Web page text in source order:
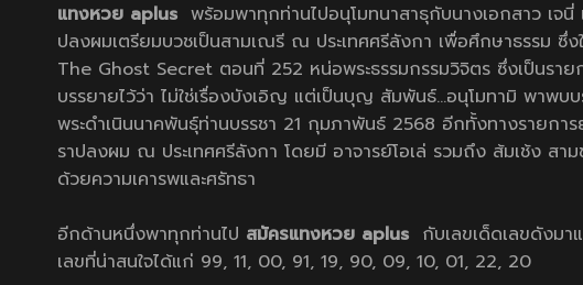
แทงหวย aplus พร้อมพาทุกท่านไปอนุโมทนาสาธุกับนางเอกสาว เจ
ปลงผมเตรียมบวชเป็นสามเณรี ณ ประเทศศรีลังกา เพื่อศึกษาธรรม
The Ghost Secret ตอนที่ 252 หน่อพระธรรมกรรมวิจิตร ซึ่งเป็นรา
บรรยายไว้ว่า ไม่ใช่เรื่องบังเอิญ แต่เป็นบุญ สัมพันธ์…อนุโมทามิ พาพ
พระดำเนินนาคพันธุ์ท่านบรรชา 21 กุมภาพันธ์ 2568 อีกทั้งทางรายกา
ราปลงผม ณ ประเทศศรีลังกา โดยมี อาจารย์โอเล่ รวมถึง ส้มเช้ง สา
ด้วยความเคารพและศรัทธา
อีกด้านหนึ่งพาทุกท่านไป สมัครแทงหวย aplus กับเลขเด็ดเลขดังมา
เลขที่น่าสนใจได้แก่ 99, 11, 00, 91, 19, 90, 09, 10, 01, 22, 20